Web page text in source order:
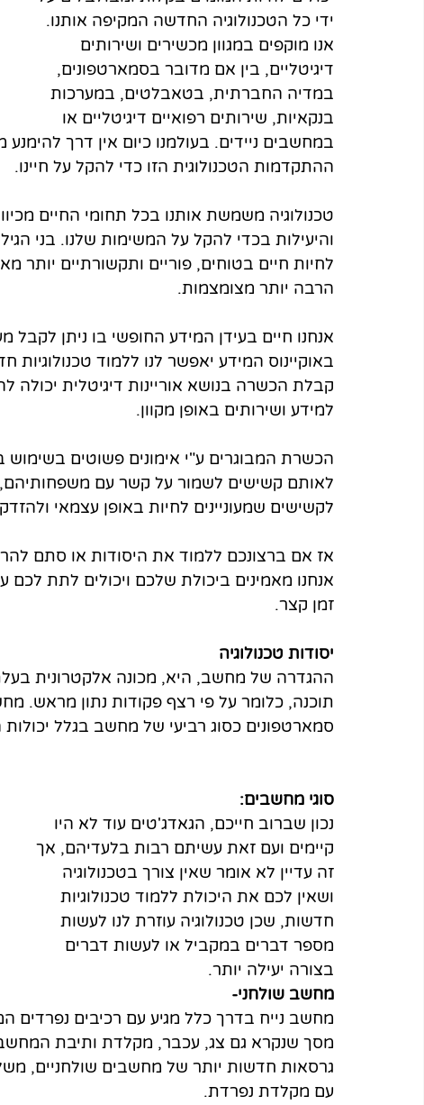
ידי כל הטכנולוגיה החדשה המקיפה אותנו.
אנו מוקפים במגוון מכשירים ושירותים
דיגיטליים, בין אם מדובר בסמארטפונים,
במדיה החברתית, בטאבלטים, במערכות
בנקאיות, שירותים רפואיים דיגיטליים או
במחשבים ניידים. בעולמנו כיום אין דרך
ההתקדמות הטכנולוגית הזו כדי להקל על חיינו.
טכנולוגיה משמשת אותנו בכל תחומי החיים
והיעילות בכדי להקל על המשימות שלנו. בני
לחיות חיים בטוחים, פוריים ותקשורתיים יותר
הרבה יותר מצומצמות.
אנחנו חיים בעידן המידע החופשי בו ניתן לקבל
באוקיינוס המידע יאפשר לנו ללמוד טכנולוגיות
קבלת הכשרה בנושא אוריינות דיגיטלית יכולה
למידע ושירותים באופן מקוון.
הכשרת המבוגרים ע"י אימונים פשוטים
לאותם קשישים לשמור על קשר עם
לקשישים שמעוניינים לחיות באופן עצמאי
אז אם ברצונכם ללמוד את היסודות או סתם
אנחנו מאמינים ביכולת שלכם ויכולים לתת לכם
זמן קצר.
יסודות טכנולוגיה
ההגדרה של מחשב, היא, מכונה אלקטרונית
תוכנה, כלומר על פי רצף פקודות נתון מראש.
סמארטפונים כסוג רביעי של מחשב בגלל
סוגי מחשבים:
נכון שברוב חייכם, הגאדג'טים עוד לא היו
קיימים ועם זאת עשיתם רבות בלעדיהם, אך
זה עדיין לא אומר שאין צורך בטכנולוגיה
ושאין לכם את היכולת ללמוד טכנולוגיות
חדשות, שכן טכנולוגיה עוזרת לנו לעשות
מספר דברים במקביל או לעשות דברים
בצורה יעילה יותר.
מחשב שולחני-
מחשב נייח בדרך כלל מגיע עם רכיבים
מסך שנקרא גם צג, עכבר, מקלדת ותיבת המחשב
גרסאות חדשות יותר של מחשבים שולחניים,
עם מקלדת נפרדת.